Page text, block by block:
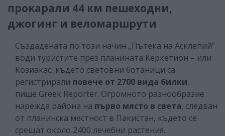
прокарали 44 км пешеходни,
джогинг и веломаршрути
Създадената по този начин „Пътека на Асклепий”
води туристите през планината Керкетион – или
Козиакас, където световни ботаници са
регистрирали повече от 2700 вида билки,
пише Greek Reporter. Огромното разнообразие
нарежда района на първо място в света, следван
от планинска местност в Пакистан, където се
срещат около 2400 лечебни растения.